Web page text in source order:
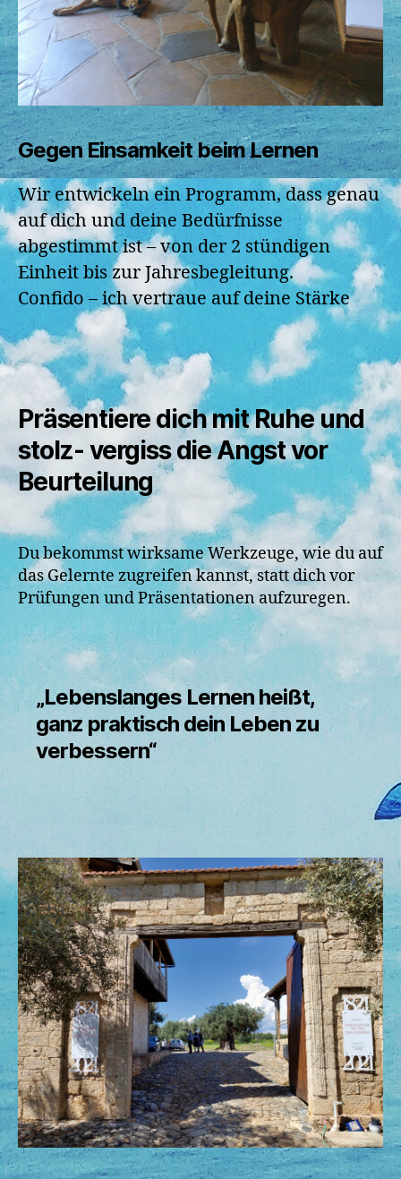
Gegen Einsamkeit beim Lernen
Wir entwickeln ein Programm, dass genau
auf dich und deine Bedürfnisse
abgestimmt ist – von der 2 stündigen
Einheit bis zur Jahresbegleitung.
Confido – ich vertraue auf deine Stärke
Präsentiere dich mit Ruhe und
stolz- vergiss die Angst vor
Beurteilung
Du bekommst wirksame Werkzeuge, wie du auf
das Gelernte zugreifen kannst, statt dich vor
Prüfungen und Präsentationen aufzuregen.
„Lebenslanges Lernen heißt,
ganz praktisch dein Leben zu
verbessern“